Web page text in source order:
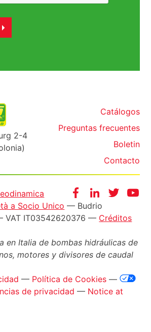
2-4
Catálogos
Preguntas frecuentes
Boletin
Contacto
FacebookInstagram
Twitter
a Socio Unico — Budrio
VAT IT03542620376 — Créditos
en Italia de bombas hidráulicas de
motores y divisores de caudal
— Política de Cookies —
de privacidad — Notice at